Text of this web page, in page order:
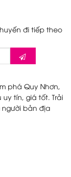
đi tiếp theo
phá Quy Nhơn,
tín, giá tốt. Trải
bản địa